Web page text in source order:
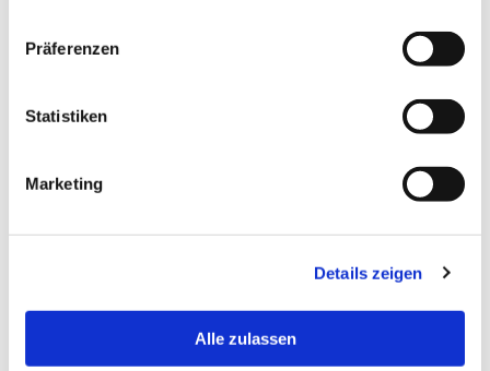
Präferenzen
Statistiken
Marketing
Details zeigen
Alle zulassen
Postanschrift:
An der Karlstadt 8